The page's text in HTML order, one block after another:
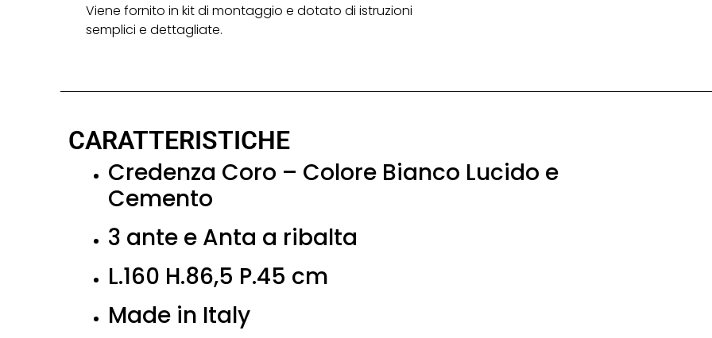
Viene fornito in kit di montaggio e dotato di istruzioni
semplici e dettagliate.
CARATTERISTICHE
Credenza Coro – Colore Bianco Lucido e
Cemento
3 ante e Anta a ribalta
L.160 H.86,5 P.45 cm
Made in Italy